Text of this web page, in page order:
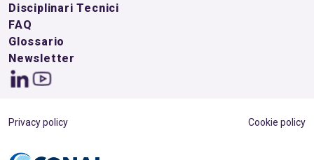
Disciplinari Tecnici
FAQ
Glossario
Newsletter
Privacy policy Cookie policy